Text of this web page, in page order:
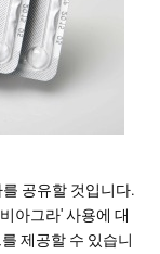
공유할 것입니다.
아그라' 사용에 대
제공할 수 있습니